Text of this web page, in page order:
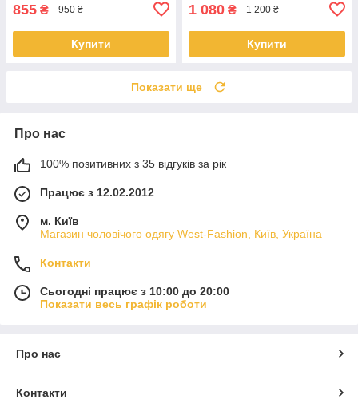
855 ₴ 950 ₴
Купити
1 080 ₴ 1 200 ₴
Купити
Показати ще
Про нас
100% позитивних з 35 відгуків за рік
Працює з 12.02.2012
м. Київ
Магазин чоловічого одягу West-Fashion, Київ, Україна
Контакти
Сьогодні працює з 10:00 до 20:00
Показати весь графік роботи
Про нас
Контакти